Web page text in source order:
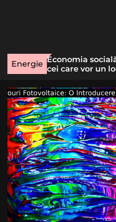
Energie
rară
Economia
cei care vor un